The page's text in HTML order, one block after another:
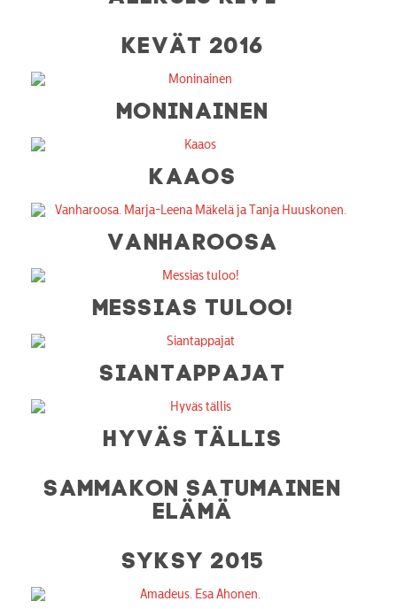
KEVÄT 2016
MONINAINEN
KAAOS
VANHAROOSA
MESSIAS TULOO!
SIANTAPPAJAT
HYVÄS TÄLLIS
SAMMAKON SATUMAINEN
ELÄMÄ
SYKSY 2015